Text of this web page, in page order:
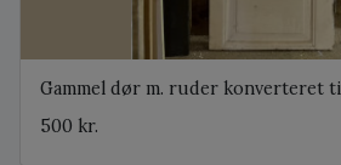
Gammel dør m. ruder konverteret
500 kr.